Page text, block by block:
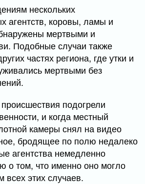
нескольких
агентств, коровы, ламы и
мертвыми и
Подобные случаи также
частях региона, где утки и
мертвыми без
подогрели
и когда местный
камеры снял на видео
бродящее по полю недалеко
агентства немедленно
о том, что именно оно могло
всех этих случаев.